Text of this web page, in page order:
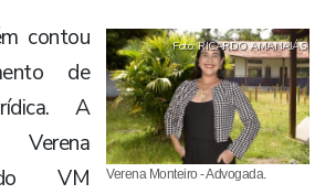
Verena Monteiro - Advogada.
Foto: RICARDO AMANAJÁS
contou
de
A
VM